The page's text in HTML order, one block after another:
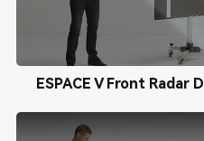
ESPACE V Front Radar